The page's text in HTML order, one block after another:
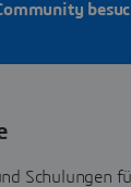
Schulungen